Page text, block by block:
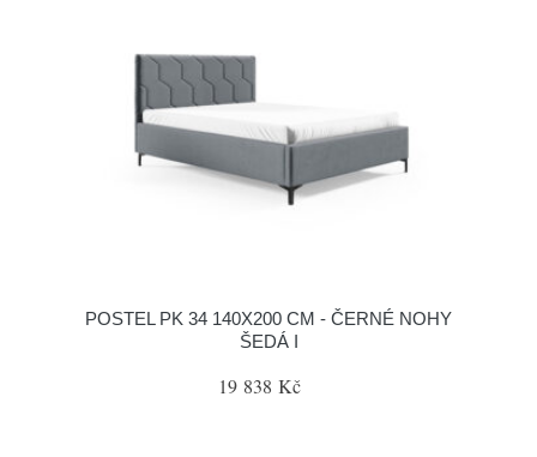
POSTEL PK 34 140X200 CM - ČERNÉ NOHY
ŠEDÁ I
19 838 Kč